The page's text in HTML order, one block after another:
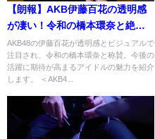
【朗報】AKB伊藤百花の透明感
が凄い！令和の橋本環奈と絶
賛！
AKB48の伊藤百花が透明感とビジュアルで
注目され、令和の橋本環奈と称賛。今後の
活躍に期待が高まるアイドルの魅力を紹介
します。 ＜AKB4...